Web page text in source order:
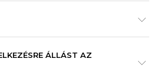
ÁLLÁST AZ